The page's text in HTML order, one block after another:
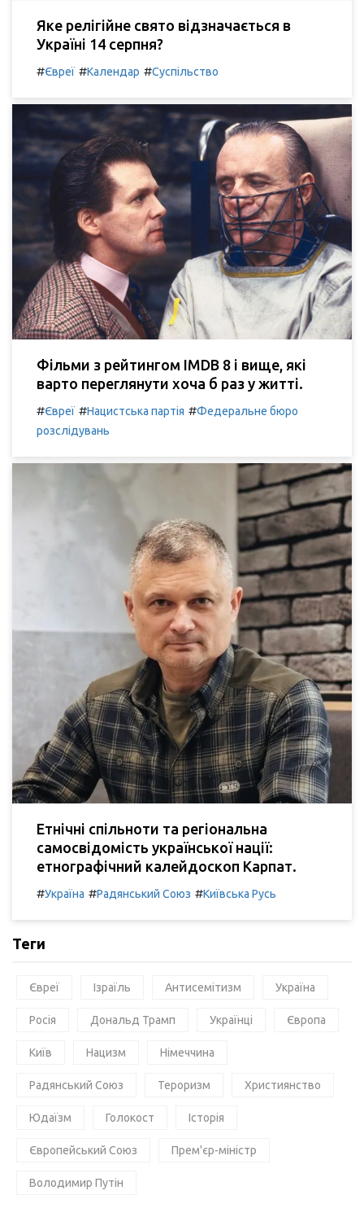
Яке релігійне свято відзначається в
Україні 14 серпня?
#Євреї #Календар #Суспільство
Фільми з рейтингом IMDB 8 і вище, які
варто переглянути хоча б раз у житті.
#Євреї #Нацистська партія #Федеральне бюро
розслідувань
Етнічні спільноти та регіональна
самосвідомість української нації:
етнографічний калейдоскоп Карпат.
#Україна #Радянський Союз #Київська Русь
Теги
Євреї Ізраїль Антисемітизм Україна
Росія Дональд Трамп Українці Європа
Київ Нацизм Німеччина
Радянський Союз Тероризм Християнство
Юдаїзм Голокост Історія
Європейський Союз Прем'єр-міністр
Володимир Путін